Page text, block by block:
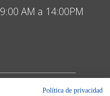
9:00 AM a 14:00PM
Política de privacidad